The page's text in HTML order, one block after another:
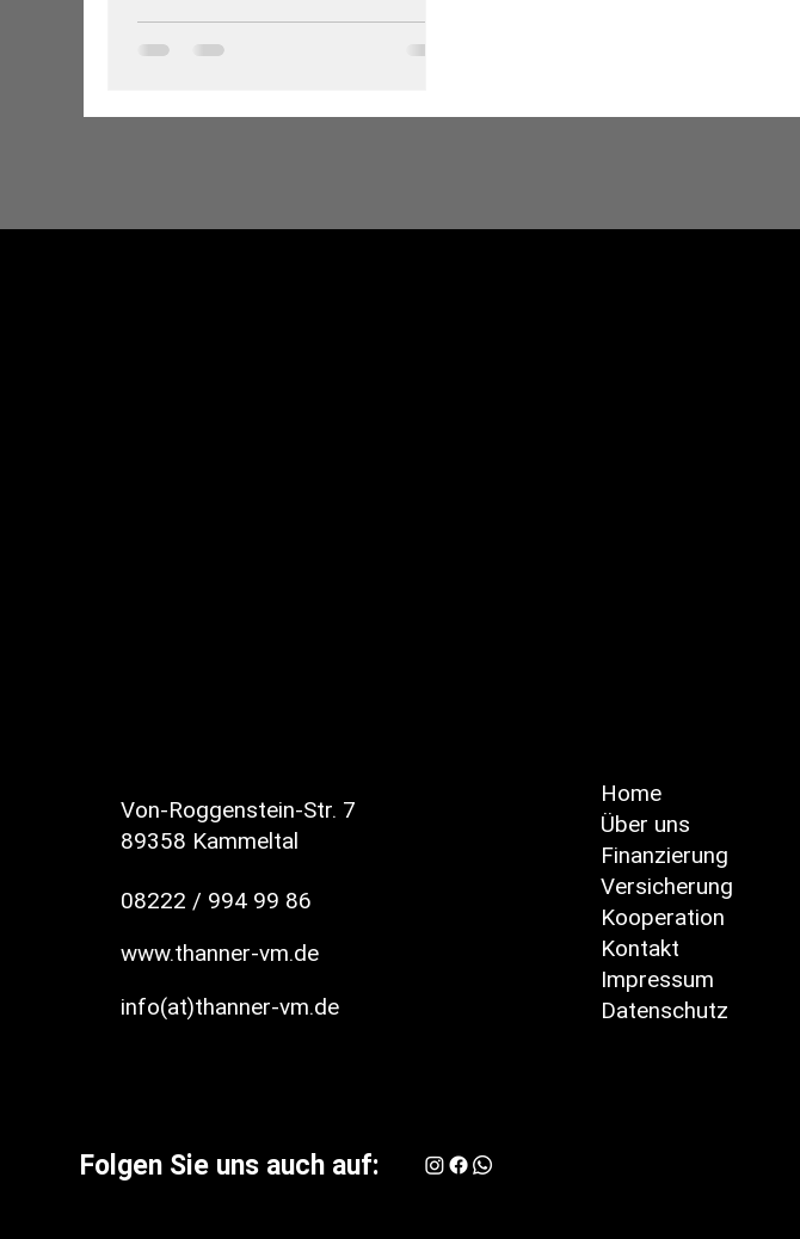
Von-Roggenstein-Str. 7
89358 Kammeltal
08222 / 994 99 86
www.thanner-vm.de
info(at)thanner-vm.de
Home
Über uns
Finanzierung
Versicherung
Kooperation
Kontakt
Impressum
Datenschutz
Folgen Sie uns auch auf: